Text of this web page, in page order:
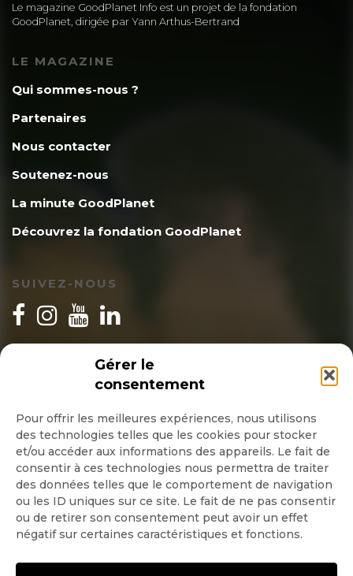
Gérer le
consentement
Pour offrir les meilleures expériences, nous utilisons
des technologies telles que les cookies pour stocker
et/ou accéder aux informations des appareils. Le fait de
consentir à ces technologies nous permettra de traiter
des données telles que le comportement de navigation
ou les ID uniques sur ce site. Le fait de ne pas consentir
ou de retirer son consentement peut avoir un effet
négatif sur certaines caractéristiques et fonctions.
toujours supérieur à 8.
« Le niveau des mers a cru de 9,4 cm en
moyenne à l’échelle mondiale en trente
ans ». Cela fait donc 3,1 mm/an, ce qui
proviennent des satellites qui
du double des mesures par
marégraphes, qui ne sont que de 1-1,5
mm/an. Voir climate4you, onglet oceans,
sea level from tide gauges.
Le magazine GoodPlanet Info est un projet de la fondation
GoodPlanet, dirigée par Yann Arthus-Bertrand
LE MAGAZINE
Qui sommes-nous ?
Partenaires
Nous contacter
Soutenez-nous
La minute GoodPlanet
Découvrez la fondation GoodPlanet
SUIVEZ-NOUS
INSCRIPTION NEWSLETTER
Quotidienne
Hebdo
OK